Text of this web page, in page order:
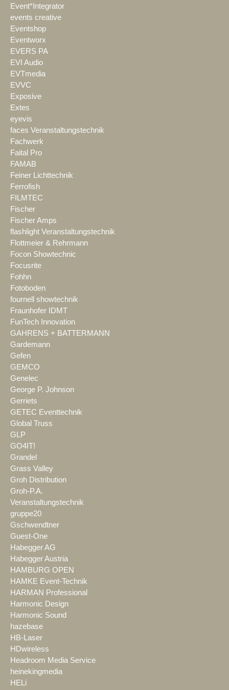
Event*Integrator
events creative
Eventshop
Eventworx
EVERS PA
EVI Audio
EVTmedia
EVVC
Exposive
Extes
eyevis
faces Veranstaltungstechnik
Fachwerk
Faital Pro
FAMAB
Feiner Lichttechnik
Ferrofish
FILMTEC
Fischer
Fischer Amps
flashlight Veranstaltungstechnik
Flottmeier & Rehrmann
Focon Showtechnic
Focusrite
Fohhn
Fotoboden
fournell showtechnik
Fraunhofer IDMT
FunTech Innovation
GAHRENS + BATTERMANN
Gardemann
Gefen
GEMCO
Genelec
George P. Johnson
Gerriets
GETEC Eventtechnik
Global Truss
GLP
GO4IT!
Grandel
Grass Valley
Groh Distribution
Groh-P.A.
Veranstaltungstechnik
gruppe20
Gschwendtner
Guest-One
Habegger AG
Habegger Austria
HAMBURG OPEN
HAMKE Event-Technik
HARMAN Professional
Harmonic Design
Harmonic Sound
hazebase
HB-Laser
HDwireless
Headroom Media Service
heinekingmedia
HELi